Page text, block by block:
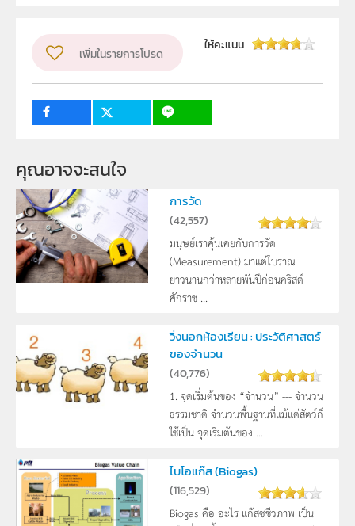
วิชา
เคมี
กลุ่มเป้าหมาย
ครู, นักเรียน
เพิ่มในรายการโปรด
ให้คะแนน
คุณอาจจะสนใจ
การวัด
(42,557)
มนุษย์เราคุ้นเคยกับการวัด
(Measurement) มาแต่โบราณ
ยาวนานกว่าหลายพันปีก่อนคริสต์
ศักราช ...
วิ่งนอกห้องเรียน : ประวัติศาสตร์
ของจำนวน
(40,776)
1. จุดเริ่มต้นของ “จำนวน” --- จำนวน
ธรรมชาติ จำนวนพื้นฐานที่แม้แต่สัตว์ก็
ใช้เป็น จุดเริ่มต้นของ ...
ไบโอแก๊ส (Biogas)
(116,529)
Biogas คือ อะไร แก๊สซชีวภาพ เป็น